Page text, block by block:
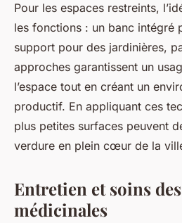
Pour les espaces restreints,
les fonctions : un banc intégré
support pour des jardinières,
approches garantissent un
l’espace tout en créant un
productif. En appliquant ces
plus petites surfaces peuvent
verdure en plein cœur de la
Entretien et soins
médicinales